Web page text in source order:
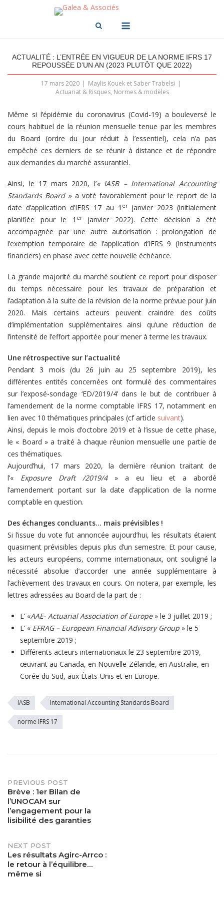
ACTUALITÉ : L’ENTRÉE EN VIGUEUR DE LA NORME IFRS 17
REPOUSSÉE D’UN AN (2023 PLUTÔT QUE 2022)
17 mars 2020
Maylis Kouek et Saber Trabelsi
Actuariat & Risques, Normes & modèles
Même si l’épidémie du coronavirus (Covid-19) a bouleversé le
cours habituel de la réunion mensuelle tenue par les membres
du Board (ordre du jour réduit à l’essentiel), cela n’a pas
empêché ces derniers de se réunir à distance et de répondre
aux demandes du marché assurantiel.
Ainsi, le 17 mars 2020, l’« IASB – International Accounting
Standards Board »a voté favorablement pour le report de la
date d’application d’IFRS 17 au 1 erjanvier 2023 (initialement
planifiée pour le 1 erjanvier 2022). Cette décision a été
accompagnée par une autre autorisation : prolongation de
l’exemption temporaire de l’application d’IFRS 9 (Instruments
financiers) en phase avec cette nouvelle échéance.
La grande majorité du marché soutient ce report pour disposer
du temps nécessaire pour les travaux de préparation et
l’adaptation à la suite de la révision de la norme prévue pour juin
2020. Mais certains acteurs peuvent craindre des coûts
d’implémentation supplémentaires ainsi qu’une réduction de
l’intensité de l’effort apportée pour mener à terme les travaux.
Une rétrospective sur l’actualité
Pendant 3 mois (du 26 juin au 25 septembre 2019), les
différentes entités concernées ont formulé des commentaires
sur l’exposé-sondage ‘ED/2019/4’ dans le but de contribuer à
l’amendement de la norme comptable IFRS 17, notamment en
lien avec 10 thématiques principales (cf article suivant).
Ainsi, depuis le mois d’octobre 2019 et à l’issue de cette phase,
le « Board » a traité à chaque réunion mensuelle une partie de
ces thématiques.
Aujourd’hui, 17 mars 2020, la dernière réunion traitant de
l’« Exposure Draft /2019/4 » a eu lieu et a abordé
l’amendement portant sur la date d’application de la norme
comptable en question.
Des échanges concluants… mais prévisibles !
Si l’issue du vote fut annoncée aujourd’hui, les résultats étaient
quasiment prévisibles depuis plus d’un semestre. Et pour cause,
les acteurs européens, comme internationaux, ont souligné la
nécessité absolue d’accorder une année supplémentaire à
l’achèvement des travaux en cours. On notera, par exemple, les
lettres adressées au Board de la part de :
L’ «AAE- Actuarial Association of Europe» le 3 juillet 2019 ;
L’ « EFRAG – European Financial Advisory Group » le 5
septembre 2019 ;
Différents acteurs internationaux le 23 septembre 2019,
œuvrant au Canada, en Nouvelle-Zélande, en Australie, en
Corée du Sud, aux États-Unis et en Europe.
IASB International Accounting Standards Board
norme IFRS 17
Post
navigation
PREVIOUS POST
Brève : 1er Bilan de
l’UNOCAM sur
l’engagement pour la
lisibilité des garanties
NEXT POST
Les résultats Agirc-Arrco :
le retour à l’équilibre…
même si